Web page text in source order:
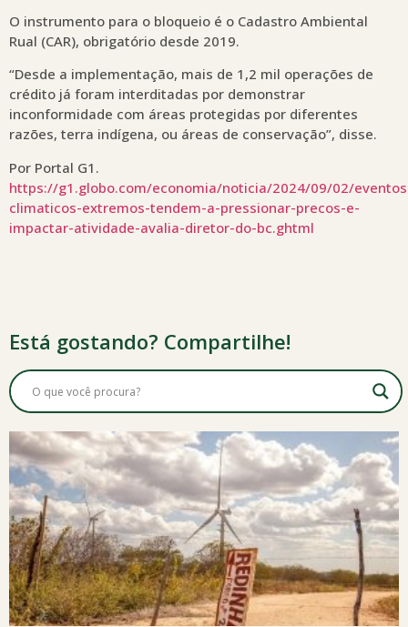
O instrumento para o bloqueio é o Cadastro Ambiental
Rual (CAR), obrigatório desde 2019.
“Desde a implementação, mais de 1,2 mil operações de
crédito já foram interditadas por demonstrar
inconformidade com áreas protegidas por diferentes
razões, terra indígena, ou áreas de conservação”, disse.
Por Portal G1.
https://g1.globo.com/economia/noticia/2024/09/02/
climaticos-extremos-tendem-a-pressionar-precos-e-
impactar-atividade-avalia-diretor-do-bc.ghtml
Está gostando? Compartilhe!